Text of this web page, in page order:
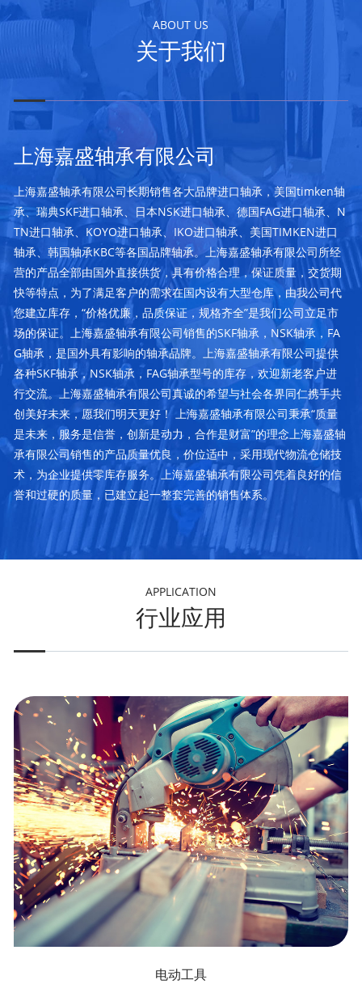
ABOUT US
关于我们
上海嘉盛轴承有限公司
上海嘉盛轴承有限公司长期销售各大品牌进口轴承，美国timken轴
承、瑞典SKF进口轴承、日本NSK进口轴承、德国FAG进口轴承、N
TN进口轴承、KOYO进口轴承、IKO进口轴承、美国TIMKEN进口
轴承、韩国轴承KBC等各国品牌轴承。上海嘉盛轴承有限公司所经
营的产品全部由国外直接供货，具有价格合理，保证质量，交货期
快等特点，为了满足客户的需求在国内设有大型仓库，由我公司代
您建立库存，“价格优廉，品质保证，规格齐全”是我们公司立足市
场的保证。上海嘉盛轴承有限公司销售的SKF轴承，NSK轴承，FA
G轴承，是国外具有影响的轴承品牌。上海嘉盛轴承有限公司提供
各种SKF轴承，NSK轴承，FAG轴承型号的库存，欢迎新老客户进
行交流。上海嘉盛轴承有限公司真诚的希望与社会各界同仁携手共
创美好未来，愿我们明天更好！ 上海嘉盛轴承有限公司秉承“质量
是未来，服务是信誉，创新是动力，合作是财富”的理念上海嘉盛轴
承有限公司销售的产品质量优良，价位适中，采用现代物流仓储技
术，为企业提供零库存服务。上海嘉盛轴承有限公司凭着良好的信
誉和过硬的质量，已建立起一整套完善的销售体系。
APPLICATION
行业应用
电动工具